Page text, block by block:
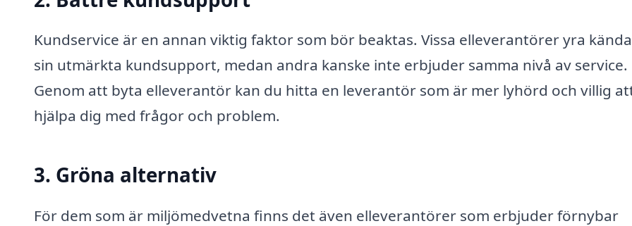
Kundservice är en annan viktig faktor som bör beaktas. Vissa elleverantörer yra
sin utmärkta kundsupport, medan andra kanske inte erbjuder samma nivå av service.
Genom att byta elleverantör kan du hitta en leverantör som är mer lyhörd och villig
hjälpa dig med frågor och problem.
3. Gröna alternativ
För dem som är miljömedvetna finns det även elleverantörer som erbjuder förnybar